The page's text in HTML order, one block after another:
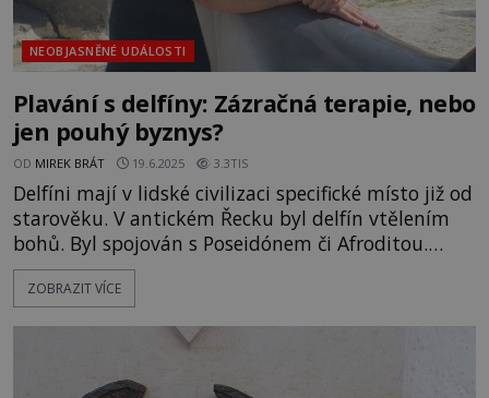
NEOBJASNĚNÉ UDÁLOSTI
Plavání s delfíny: Zázračná terapie, nebo
jen pouhý byznys?
OD MIREK BRÁT 19.6.2025 3.3TIS
Delfíni mají v lidské civilizaci specifické místo již od
starověku. V antickém Řecku byl delfín vtělením
bohů. Byl spojován s Poseidónem či Afroditou.
Adorován byl jako symbol inteligence a empatie
vůči člověku. Ve 20. století se delfíni stali
savci a člověk dostávají do těsného kontaktu. V 80.
ZOBRAZIT VÍCE